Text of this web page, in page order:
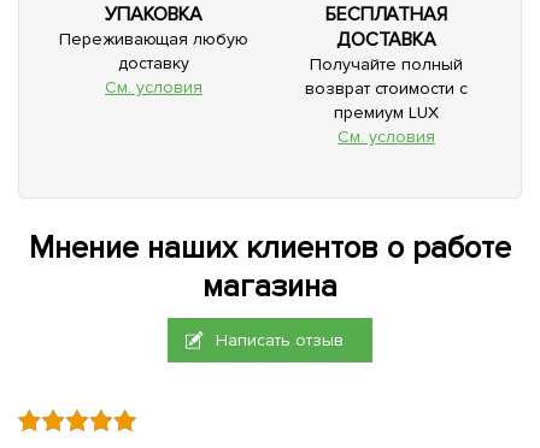
УПАКОВКА
Переживающая любую
доставку
См. условия
БЕСПЛАТНАЯ
ДОСТАВКА
Получайте полный
возврат стоимости с
премиум LUX
См. условия
Мнение наших клиентов о работе
магазина
Написать отзыв